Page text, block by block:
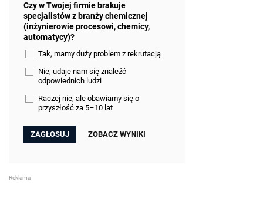
Czy w Twojej firmie brakuje
specjalistów z branży chemicznej
(inżynierowie procesowi, chemicy,
automatycy)?
Tak, mamy duży problem z rekrutacją
Nie, udaje nam się znaleźć
odpowiednich ludzi
Raczej nie, ale obawiamy się o
przyszłość za 5–10 lat
ZOBACZ WYNIKI